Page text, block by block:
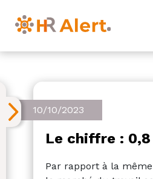
10/10/2023
Le chiffre : 0,8
Par rapport à la